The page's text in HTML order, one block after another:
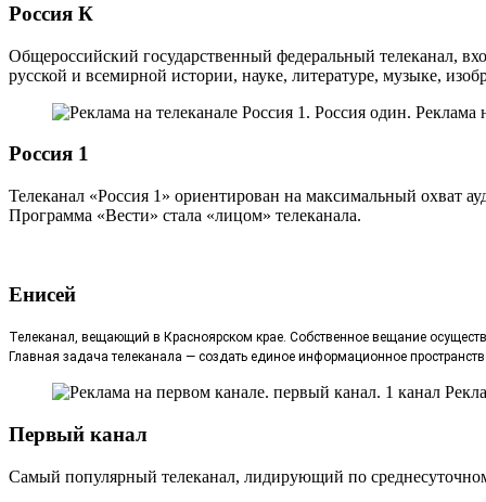
Россия К
Общероссийский государственный федеральный телеканал,
русской и всемирной истории, науке, литературе, музыке,
Россия 1
Телеканал «Россия 1» ориентирован на максимальный охват
Программа «Вести» стала «лицом» телеканала.
Енисей
Телеканал, вещающий в Красноярском крае. Собственное вещание
Главная задача телеканала — создать единое информационное
Первый канал
Самый популярный телеканал, лидирующий по